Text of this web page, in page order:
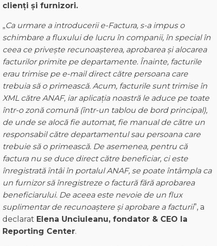
clienți și furnizori.
„Ca urmare a introducerii e-Factura, s-a impus o
schimbare a fluxului de lucru în companii, în special în
ceea ce privește recunoașterea, aprobarea și alocarea
facturilor primite pe departamente. Înainte, facturile
erau trimise pe e-mail direct către persoana care
trebuia să o primească. Acum, facturile sunt trimise în
XML către ANAF, iar aplicația noastră le aduce pe toate
într-o zonă comună (într-un tablou de bord principal),
de unde se alocă fie automat, fie manual de către un
responsabil către departamentul sau persoana care
trebuie să o primească. De asemenea, pentru că
factura nu se duce direct către beneficiar, ci este
înregistrată ȋntâi în portalul ANAF, se poate întâmpla ca
un furnizor să înregistreze o factură fără aprobarea
beneficiarului. De aceea este nevoie de un flux
suplimentar de recunoaștere și aprobare a facturii”, a
declarat Elena Unciuleanu, fondator & CEO la
Reporting Center.